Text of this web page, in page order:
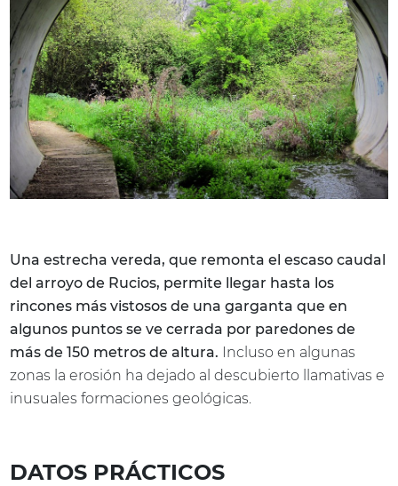
Una estrecha vereda, que remonta el escaso caudal
del arroyo de Rucios, permite llegar hasta los
rincones más vistosos de una garganta que en
algunos puntos se ve cerrada por paredones de
más de 150 metros de altura. Incluso en algunas
zonas la erosión ha dejado al descubierto llamativas e
inusuales formaciones geológicas.
DATOS PRÁCTICOS